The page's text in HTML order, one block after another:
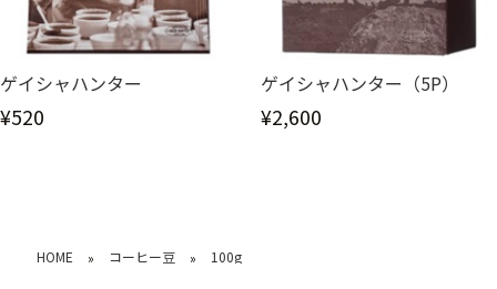
ゲイシャハンター
¥520
ゲイシャハンター（5P）
¥2,600
HOME » コーヒー豆 » 100g